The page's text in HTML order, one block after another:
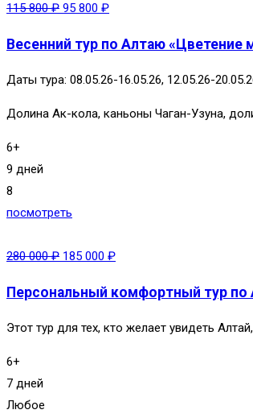
115 800₽ 95 800 ₽
Весенний тур по Алтаю «Цветение
Даты тура: 08.05.26-16.05.26, 12.05.26-
Долина Ак-кола, каньоны Чаган-Узуна,
6+
9 дней
8
посмотреть
280 000₽ 185 000 ₽
Персональный комфортный тур по
Этот тур для тех, кто желает увидеть
6+
7 дней
Любое